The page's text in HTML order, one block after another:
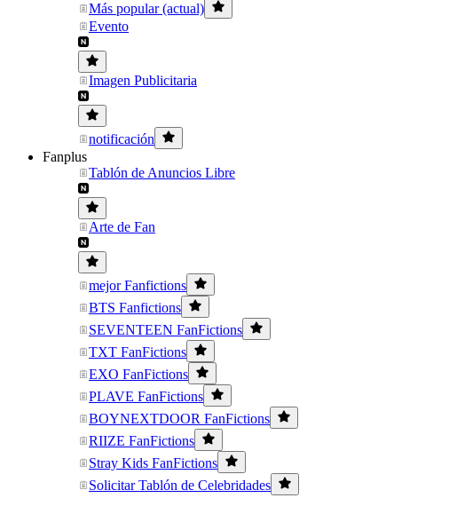
Más popular (actual)
Evento
Imagen Publicitaria
notificación
Fanplus
Tablón de Anuncios Libre
Arte de Fan
mejor Fanfictions
BTS Fanfictions
SEVENTEEN FanFictions
TXT FanFictions
EXO FanFictions
PLAVE FanFictions
BOYNEXTDOOR FanFictions
RIIZE FanFictions
Stray Kids FanFictions
Solicitar Tablón de Celebridades